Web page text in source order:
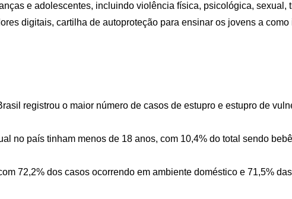
e adolescentes, incluindo violência física, psicológica, sexual,
digitais, cartilha de autoproteção para ensinar os jovens a
registrou o maior número de casos de estupro e estupro de
no país tinham menos de 18 anos, com 10,4% do total sendo
72,2% dos casos ocorrendo em ambiente doméstico e 71,5%